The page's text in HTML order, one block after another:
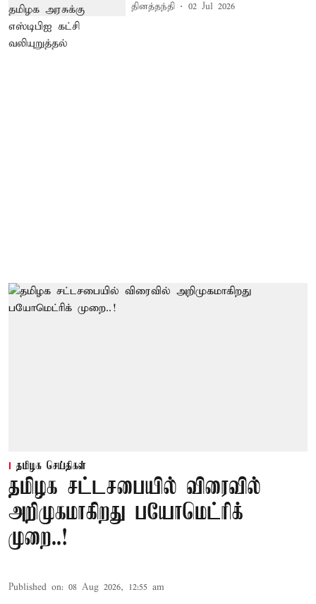
தினத்தந்தி 02 Jul 2026
தமிழக செய்திகள்
தமிழக சட்டசபையில் விரைவில்
அறிமுகமாகிறது பயோமெட்ரிக்
முறை..!
Published on: 08 Aug 2026, 12:55 am